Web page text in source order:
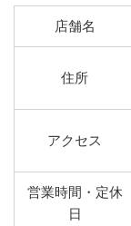
店舗名
住所
アクセス
営業時間・定休
日